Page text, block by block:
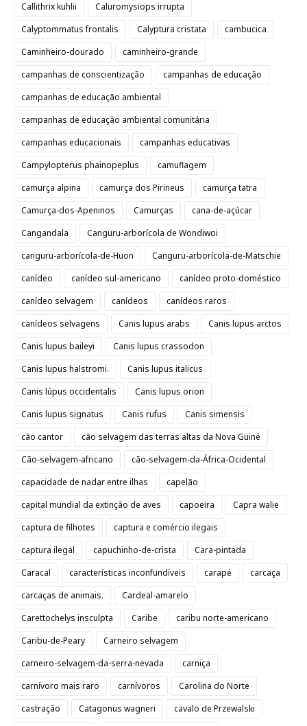
Callithrix kuhlii
Caluromysiops irrupta
Calyptommatus frontalis
Calyptura cristata
cambucica
Caminheiro-dourado
caminheiro-grande
campanhas de conscientização
campanhas de educação
campanhas de educação ambiental
campanhas de educação ambiental comunitária
campanhas educacionais
campanhas educativas
Campylopterus phainopeplus
camuflagem
camurça alpina
camurça dos Pirineus
camurça tatra
Camurça-dos-Apeninos
Camurças
cana-de-açúcar
Cangandala
Canguru-arborícola de Wondiwoi
canguru-arborícola-de-Huon
Canguru-arborícola-de-Matschie
canídeo
canídeo sul-americano
canídeo proto-doméstico
canídeo selvagem
canídeos
canídeos raros
canídeos selvagens
Canis lupus arabs
Canis lupus arctos
Canis lupus baileyi
Canis lupus crassodon
Canis lupus halstromi.
Canis lupus italicus
Canis lúpus occidentalis
Canis lupus orion
Canis lupus signatus
Canis rufus
Canis simensis
cão cantor
cão selvagem das terras altas da Nova Guiné
Cão-selvagem-africano
cão-selvagem-da-África-Ocidental
capacidade de nadar entre ilhas
capelão
capital mundial da extinção de aves
capoeira
Capra walie
captura de filhotes
captura e comércio ilegais
captura ilegal
capuchinho-de-crista
Cara-pintada
Caracal
características inconfundíveis carapé
carcaça
carcaças de animais.
Cardeal-amarelo
Carettochelys insculpta
Caribe
caribu norte-americano
Caribu-de-Peary
Carneiro selvagem
carneiro-selvagem-da-serra-nevada
carniça
carnívoro mais raro
carnívoros
Carolina do Norte
castração
Catagonus wagneri
cavalo de Przewalski